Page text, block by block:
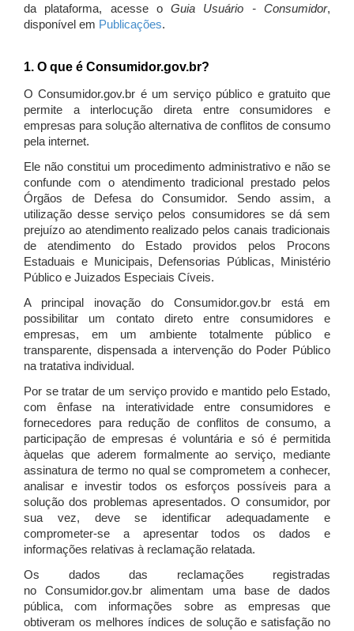
da plataforma, acesse oGuia Usuário - Consumidor,
disponível em Publicações.
1. O que é Consumidor.gov.br?
O Consumidor.gov.br é um serviço público e gratuito que
permite a interlocução direta entre consumidores e
empresas para solução alternativa de conflitos de consumo
pela internet.
Ele não constitui um procedimento administrativo e não se
confunde com o atendimento tradicional prestado pelos
Órgãos de Defesa do Consumidor. Sendo assim, a
utilização desse serviço pelos consumidores se dá sem
prejuízo ao atendimento realizado pelos canais tradicionais
de atendimento do Estado providos pelos Procons
Estaduais e Municipais, Defensorias Públicas, Ministério
Público e Juizados Especiais Cíveis.
A principal inovação do Consumidor.gov.br está em
possibilitar um contato direto entre consumidores e
empresas, em um ambiente totalmente público e
transparente, dispensada a intervenção do Poder Público
na tratativa individual.
Por se tratar de um serviço provido e mantido pelo Estado,
com ênfase na interatividade entre consumidores e
fornecedores para redução de conflitos de consumo, a
participação de empresas é voluntária e só é permitida
àquelas que aderem formalmente ao serviço, mediante
assinatura de termo no qual se comprometem a conhecer,
analisar e investir todos os esforços possíveis para a
solução dos problemas apresentados. O consumidor, por
sua vez, deve se identificar adequadamente e
comprometer-se a apresentar todos os dados e
informações relativas à reclamação relatada.
Os dados das reclamações registradas
no Consumidor.gov.br alimentam uma base de dados
pública, com informações sobre as empresas que
obtiveram os melhores índices de solução e satisfação no